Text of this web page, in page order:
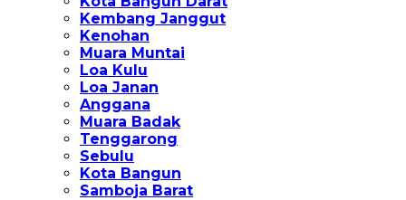
Kembang Janggut
Kenohan
Muara Muntai
Loa Kulu
Loa Janan
Anggana
Muara Badak
Tenggarong
Sebulu
Kota Bangun
Samboja Barat